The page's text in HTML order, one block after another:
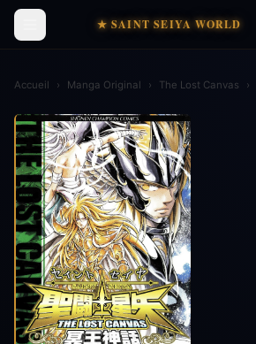
★ SAINT SEIYA WORLD
Accueil › Manga Original › The Lost Canvas ›